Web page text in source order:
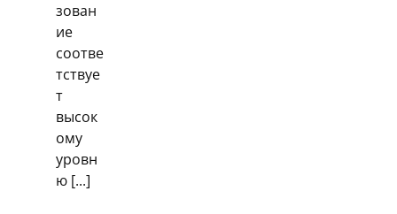
зован
ие
соотве
тствуе
т
высок
ому
уровн
ю [...]